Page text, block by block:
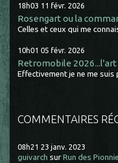
18h03 11 févr. 2026
Rosengart ou la
Celles et ceux qui me
10h01 05 févr. 2026
Retromobile
Effectivement je ne me suis
COMMENTAIRES
08h21 23 janv. 2023
guivarch surRun des